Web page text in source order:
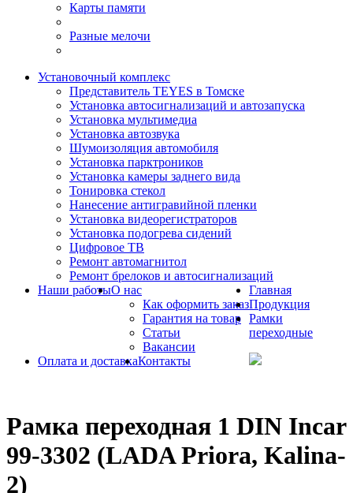
Карты памяти
Разные мелочи
Установочный комплекс
Представитель TEYES в Томске
Установка автосигнализаций и автозапуска
Установка мультимедиа
Установка автозвука
Шумоизоляция автомобиля
Установка парктроников
Установка камеры заднего вида
Тонировка стекол
Нанесение антигравийной пленки
Установка видеорегистраторов
Установка подогрева сидений
Цифровое ТВ
Ремонт автомагнитол
Ремонт брелоков и автосигнализаций
Наши работыО нас
Как оформить заказ
Гарантия на товар
Статьи
Вакансии
Оплата и доставкаКонтакты
Главная
Продукция
Рамки
переходные
Рамка переходная 1 DIN Incar
99-3302 (LADA Priora, Kalina-
2)